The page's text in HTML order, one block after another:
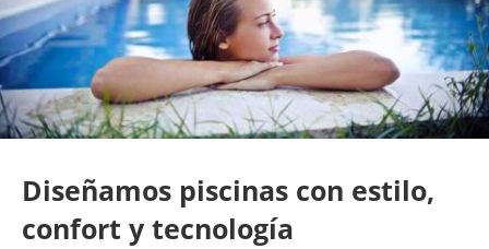
Diseñamos piscinas con estilo,
confort y tecnología